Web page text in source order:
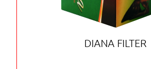
DIANA FILTER